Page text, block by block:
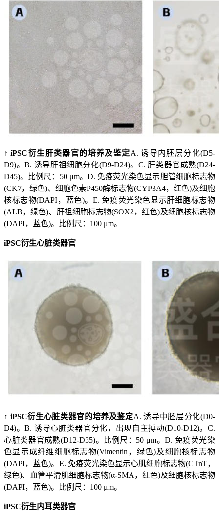
↑ iPSC衍生肝类器官的培养及鉴定A. 诱导内胚层分化(D5-
D9)。B. 诱导肝祖细胞分化(D9-D24)。C. 肝类器官成熟(D24-
D45)。比例尺：50 μm。D. 免疫荧光染色显示胆管细胞标志物
(CK7，绿色)、细胞色素P450酶标志物(CYP3A4，红色)及细胞
核标志物(DAPI，蓝色)。E. 免疫荧光染色显示肝细胞标志物
(ALB，绿色)、肝祖细胞标志物(SOX2，红色)及细胞核标志物
(DAPI，蓝色)。比例尺：100 μm。
iPSC衍生心脏类器官
↑ iPSC衍生心脏类器官的培养及鉴定A. 诱导中胚层分化(D0-
D4)。B. 诱导心脏类器官分化，出现自主搏动(D10-D12)。C.
心脏类器官成熟(D12-D35)。比例尺：50 μm。D. 免疫荧光染
色显示成纤维细胞标志物(Vimentin，绿色)及细胞核标志物
(DAPI，蓝色)。E. 免疫荧光染色显示心肌细胞标志物(CTnT，
绿色)、血管平滑肌细胞标志物(α-SMA，红色)及细胞核标志物
(DAPI，蓝色)。比例尺：100 μm。
iPSC衍生内耳类器官